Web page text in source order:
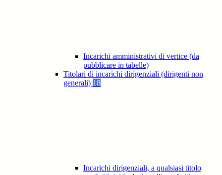
Incarichi amministrativi di vertice (da
pubblicare in tabelle)
Titolari di incarichi dirigenziali (dirigenti non
generali) 18
Incarichi dirigenziali, a qualsiasi titolo